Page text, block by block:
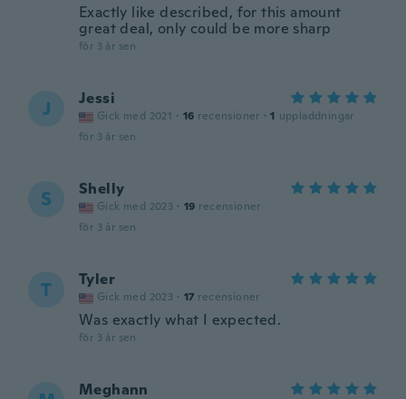
Exactly like described, for this amount
great deal, only could be more sharp
för 3 år sen
J Jessi
Gick med 2021 · 16 recensioner · 1 uppladdningar
för 3 år sen
S Shelly
Gick med 2023 · 19 recensioner
för 3 år sen
T Tyler
Gick med 2023 · 17 recensioner
Was exactly what I expected.
för 3 år sen
Meghann